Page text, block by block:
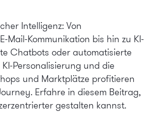
Intelligenz: Von
Kommunikation bis hin zu KI-
Chatbots oder automatisierte
Personalisierung und die
und Marktplätze profitieren
Erfahre in diesem Beitrag,
gestalten kannst.